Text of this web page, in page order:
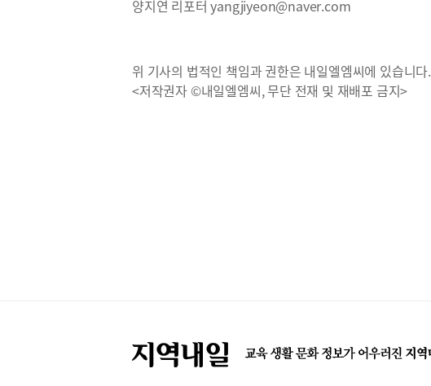
양지연 리포터 yangjiyeon@naver.com
위 기사의 법적인 책임과 권한은 내일엘엠씨에 있습니다.
<저작권자 ©내일엘엠씨, 무단 전재 및 재배포 금지>